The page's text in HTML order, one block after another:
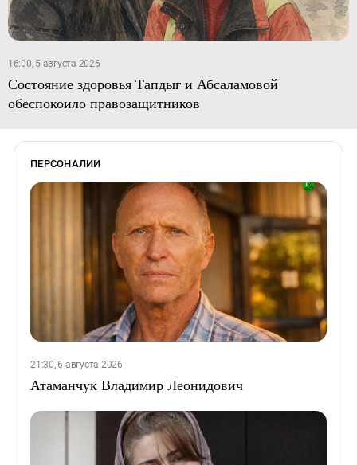
16:00, 5 августа 2026
Состояние здоровья Тапдыг и Абсаламовой
обеспокоило правозащитников
ПЕРСОНАЛИИ
21:30, 6 августа 2026
Атаманчук Владимир Леонидович